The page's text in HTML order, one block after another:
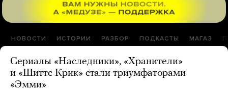
НОВОСТИ ИСТОРИИ РАЗБОР ПОДКАСТЫ МАГАЗ
Сериалы «Наследники», «Хранители»
и «Шиттс Крик» стали триумфаторами
«Эмми»